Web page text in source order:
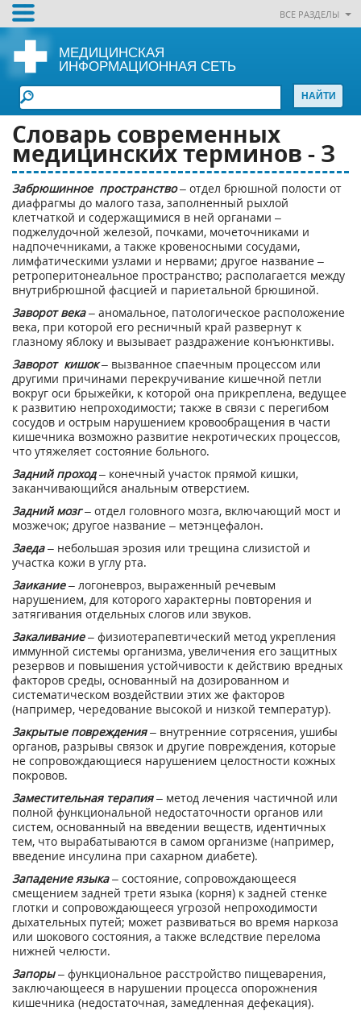
ВСЕ РАЗДЕЛЫ
МЕДИЦИНСКАЯ
ИНФОРМАЦИОННАЯ СЕТЬ
Словарь современных
медицинских терминов - З
Забрюшинное пространство– отдел брюшной полости от
диафрагмы до малого таза, заполненный рыхлой
клетчаткой и содержащимися в ней органами –
поджелудочной железой, почками, мочеточниками и
надпочечниками, а также кровеносными сосудами,
лимфатическими узлами и нервами; другое название –
ретроперитонеальное пространство; располагается между
внутрибрюшной фасцией и париетальной брюшиной.
Заворот века– аномальное, патологическое расположение
века, при которой его ресничный край развернут к
глазному яблоку и вызывает раздражение конъюнктивы.
Заворот кишок– вызванное спаечным процессом или
другими причинами перекручивание кишечной петли
вокруг оси брыжейки, к которой она прикреплена, ведущее
к развитию непроходимости; также в связи с перегибом
сосудов и острым нарушением кровообращения в части
кишечника возможно развитие некротических процессов,
что утяжеляет состояние больного.
Задний проход– конечный участок прямой кишки,
заканчивающийся анальным отверстием.
Задний мозг– отдел головного мозга, включающий мост и
мозжечок; другое название – метэнцефалон.
Заеда– небольшая эрозия или трещина слизистой и
участка кожи в углу рта.
Заикание– логоневроз, выраженный речевым
нарушением, для которого характерны повторения и
затягивания отдельных слогов или звуков.
Закаливание– физиотерапевтический метод укрепления
иммунной системы организма, увеличения его защитных
резервов и повышения устойчивости к действию вредных
факторов среды, основанный на дозированном и
систематическом воздействии этих же факторов
(например, чередование высокой и низкой температур).
Закрытые повреждения– внутренние сотрясения, ушибы
органов, разрывы связок и другие повреждения, которые
не сопровождающиеся нарушением целостности кожных
покровов.
Заместительная терапия– метод лечения частичной или
полной функциональной недостаточности органов или
систем, основанный на введении веществ, идентичных
тем, что вырабатываются в самом организме (например,
введение инсулина при сахарном диабете).
Западение языка– состояние, сопровождающееся
смещением задней трети языка (корня) к задней стенке
глотки и сопровождающееся угрозой непроходимости
дыхательных путей; может развиваться во время наркоза
или шокового состояния, а также вследствие перелома
нижней челюсти.
Запоры– функциональное расстройство пищеварения,
заключающееся в нарушении процесса опорожнения
кишечника (недостаточная, замедленная дефекация).